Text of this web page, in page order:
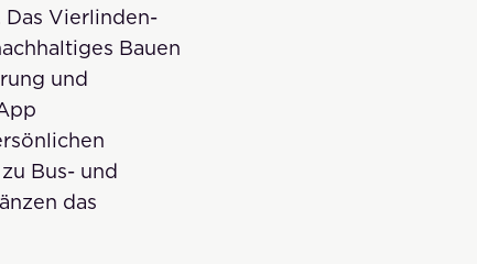
Vierlinden-
Bauen
und
Bus- und
das